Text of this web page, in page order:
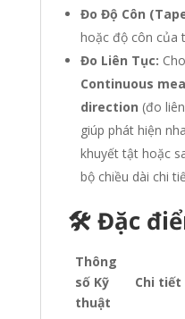
Đo Độ Côn
hoặc độ côn của
Đo Liên Tục:
Continuous
direction (đo
giúp phát hiện
khuyết tật hoặc
bộ chiều dài chi
🛠️ Đặc
Thông
số Kỹ
thuật
Chi tiết